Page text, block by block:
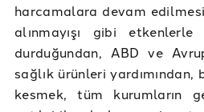
harcamalara devam
alınmayışı gibi
durduğundan, ABD ve
sağlık ürünleri
kesmek, tüm kurumların